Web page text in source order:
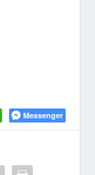
Messenger